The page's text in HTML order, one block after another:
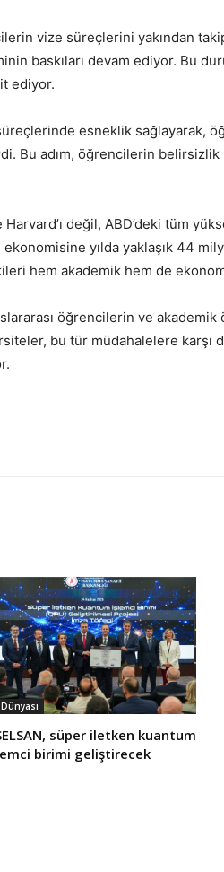
vize süreçlerini yakından
baskıları devam ediyor. Bu
ediyor.
esneklik sağlayarak,
Bu adım, öğrencilerin belirsizlik
değil, ABD’deki tüm
yılda yaklaşık 44
hem akademik hem de
öğrencilerin ve akademik
bu tür müdahalelere karşı
süper iletken kuantum
birimi geliştirecek